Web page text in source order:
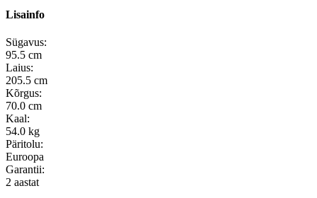
Lisainfo
Sügavus:
95.5 cm
Laius:
205.5 cm
Kõrgus:
70.0 cm
Kaal:
54.0 kg
Päritolu:
Euroopa
Garantii:
2 aastat